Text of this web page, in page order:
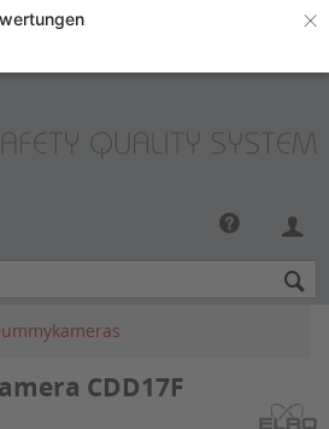
×
CDD17F